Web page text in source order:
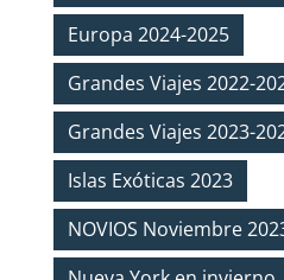
Europa 2024-2025
Grandes Viajes 2022-
Grandes Viajes 2023-
Islas Exóticas 2023
NOVIOS Noviembre